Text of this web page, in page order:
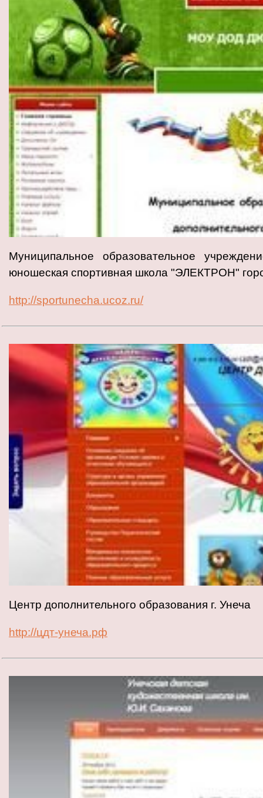
Муниципальное образовательное
юношеская спортивная школа "ЭЛЕКТРОН"
http://sportunecha.ucoz.ru/
Центр дополнительного образования г. Унеча
http://цдт-унеча.рф